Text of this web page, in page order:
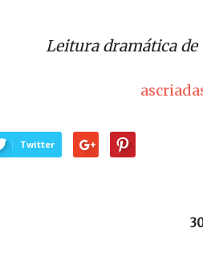
Leitura dramática de
Twitter